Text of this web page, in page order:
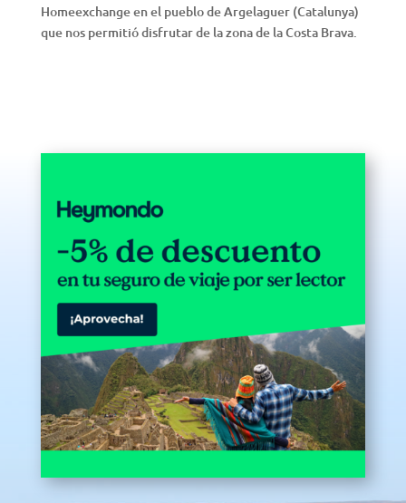
Homeexchange en el pueblo de Argelaguer (Catalunya)
que nos permitió disfrutar de la zona de la Costa Brava.